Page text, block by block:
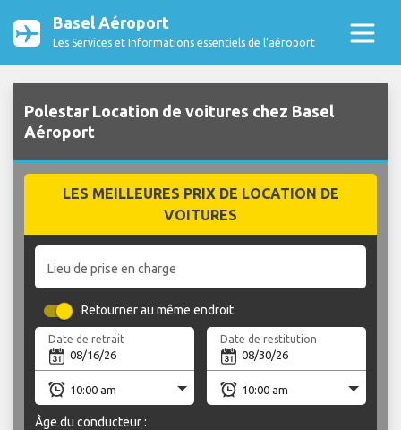
Basel Aéroport
Les Services et Informations essentiels de l’aéroport
Polestar Location de voitures chez Basel
Aéroport
LES MEILLEURES PRIX DE LOCATION DE
VOITURES
Lieu de prise en charge
Retourner au même endroit
Date de retrait Date de restitution
Âge du conducteur :